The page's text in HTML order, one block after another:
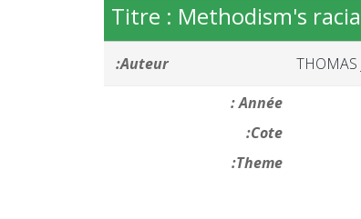
Titre : Methodism's
Auteur:
THOMAS
Année :
Cote:
Theme: